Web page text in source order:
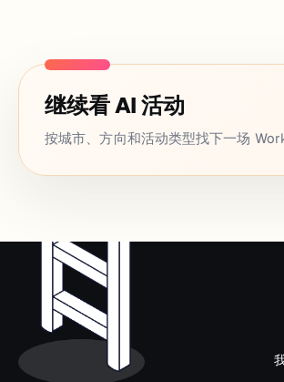
继续看 AI 活动
按城市、方向和活动类型找下一场